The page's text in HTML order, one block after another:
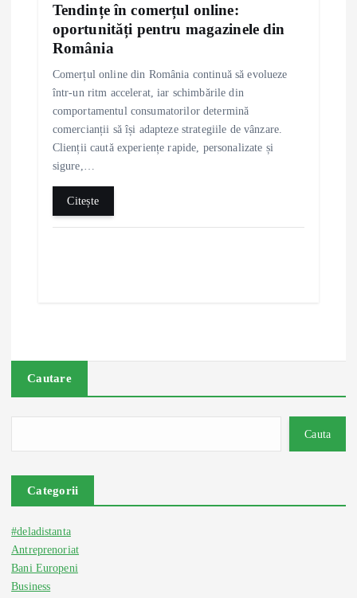
Tendințe în comerțul online:
oportunități pentru magazinele din
România
Comerțul online din România continuă să evolueze
într-un ritm accelerat, iar schimbările din
comportamentul consumatorilor determină
comercianții să își adapteze strategiile de vânzare.
Clienții caută experiențe rapide, personalizate și
sigure,…
Citește
Cautare
Cauta
Categorii
#deladistanta
Antreprenoriat
Bani Europeni
Business